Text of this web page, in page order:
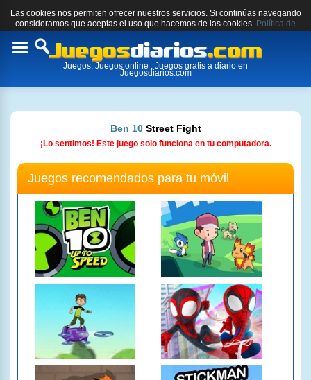
Las cookies nos permiten ofrecer nuestros servicios. Si continúas navegando
consideramos que aceptas el uso que hacemos de las cookies. Política de
cookies.
Toggle
Juegos, Juegos online , Juegos gratis a diario en
Juegosdiarios.com
Ben 10Street Fight
¡Lo sentimos! Este juego solo funciona en tu computadora.
Juegos recomendados para tu móvil